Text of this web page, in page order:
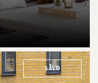
Såld